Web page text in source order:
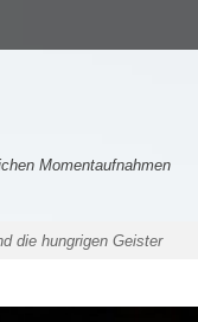
Momentaufnahmen
die hungrigen Geister